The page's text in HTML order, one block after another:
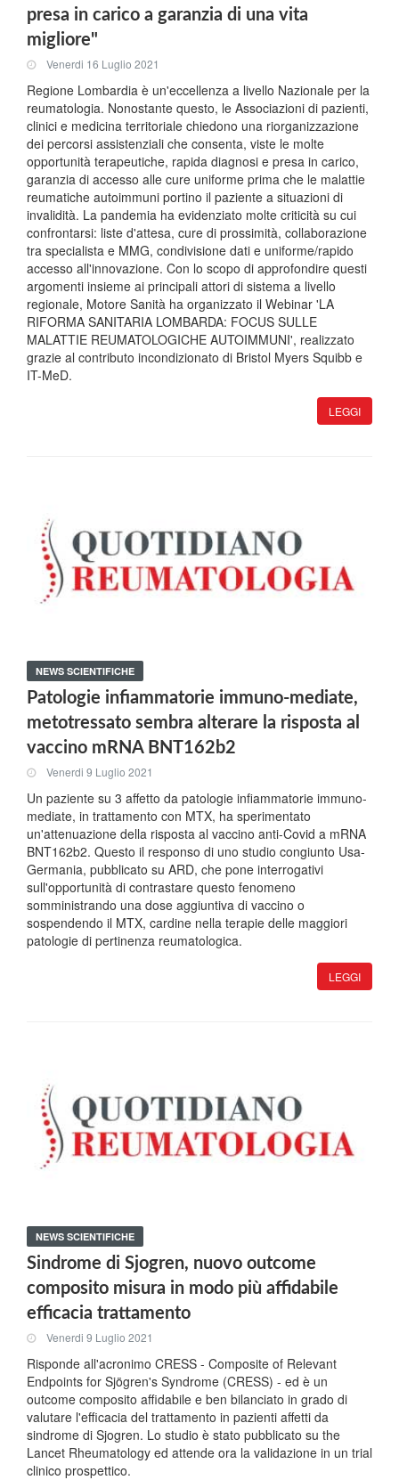
presa in carico a garanzia di una vita
migliore"
Venerdi 16 Luglio 2021
Regione Lombardia è un'eccellenza a livello Nazionale per la
reumatologia. Nonostante questo, le Associazioni di pazienti,
clinici e medicina territoriale chiedono una riorganizzazione
dei percorsi assistenziali che consenta, viste le molte
opportunità terapeutiche, rapida diagnosi e presa in carico,
garanzia di accesso alle cure uniforme prima che le malattie
reumatiche autoimmuni portino il paziente a situazioni di
invalidità. La pandemia ha evidenziato molte criticità su cui
confrontarsi: liste d'attesa, cure di prossimità, collaborazione
tra specialista e MMG, condivisione dati e uniforme/rapido
accesso all'innovazione. Con lo scopo di approfondire questi
argomenti insieme ai principali attori di sistema a livello
regionale, Motore Sanità ha organizzato il Webinar 'LA
RIFORMA SANITARIA LOMBARDA: FOCUS SULLE
MALATTIE REUMATOLOGICHE AUTOIMMUNI', realizzato
grazie al contributo incondizionato di Bristol Myers Squibb e
IT-MeD.
LEGGI
NEWS SCIENTIFICHE
Patologie infiammatorie immuno-mediate,
metotressato sembra alterare la risposta al
vaccino mRNA BNT162b2
Venerdi 9 Luglio 2021
Un paziente su 3 affetto da patologie infiammatorie immuno-
mediate, in trattamento con MTX, ha sperimentato
un'attenuazione della risposta al vaccino anti-Covid a mRNA
BNT162b2. Questo il responso di uno studio congiunto Usa-
Germania, pubblicato su ARD, che pone interrogativi
sull'opportunità di contrastare questo fenomeno
somministrando una dose aggiuntiva di vaccino o
sospendendo il MTX, cardine nella terapie delle maggiori
patologie di pertinenza reumatologica.
LEGGI
NEWS SCIENTIFICHE
Sindrome di Sjogren, nuovo outcome
composito misura in modo più affidabile
efficacia trattamento
Venerdi 9 Luglio 2021
Risponde all'acronimo CRESS - Composite of Relevant
Endpoints for Sjögren's Syndrome (CRESS) - ed è un
outcome composito affidabile e ben bilanciato in grado di
valutare l'efficacia del trattamento in pazienti affetti da
sindrome di Sjogren. Lo studio è stato pubblicato su the
Lancet Rheumatology ed attende ora la validazione in un trial
clinico prospettico.